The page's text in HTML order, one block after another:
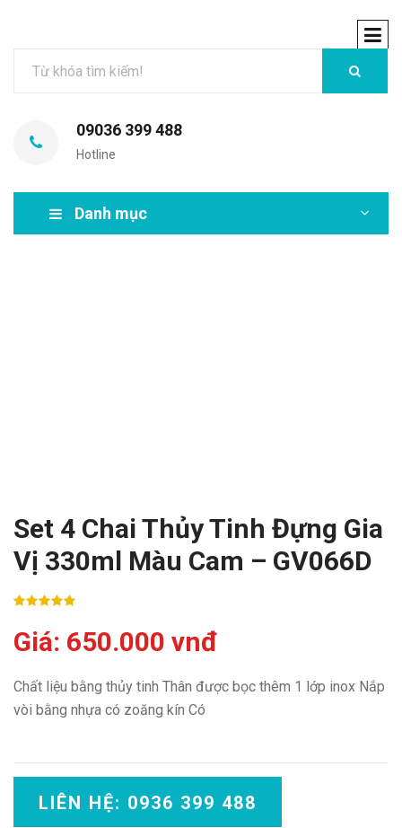
09036 399 488
Hotline
Danh mục
Set 4 Chai Thủy Tinh Đựng Gia
Vị 330ml Màu Cam – GV066D
Giá: 650.000 vnđ
Chất liệu bằng thủy tinh Thân được bọc thêm 1 lớp inox Nắp
vòi bằng nhựa có zoăng kín Có
LIÊN HỆ: 0936 399 488